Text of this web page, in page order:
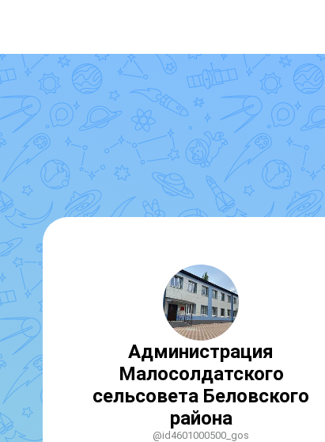
Администрация
Малосолдатского
сельсовета Беловского
района
@id4601000500_gos